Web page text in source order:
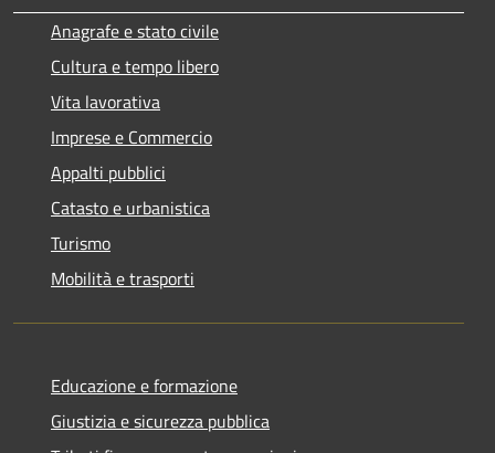
Anagrafe e stato civile
Cultura e tempo libero
Vita lavorativa
Imprese e Commercio
Appalti pubblici
Catasto e urbanistica
Turismo
Mobilità e trasporti
Educazione e formazione
Giustizia e sicurezza pubblica